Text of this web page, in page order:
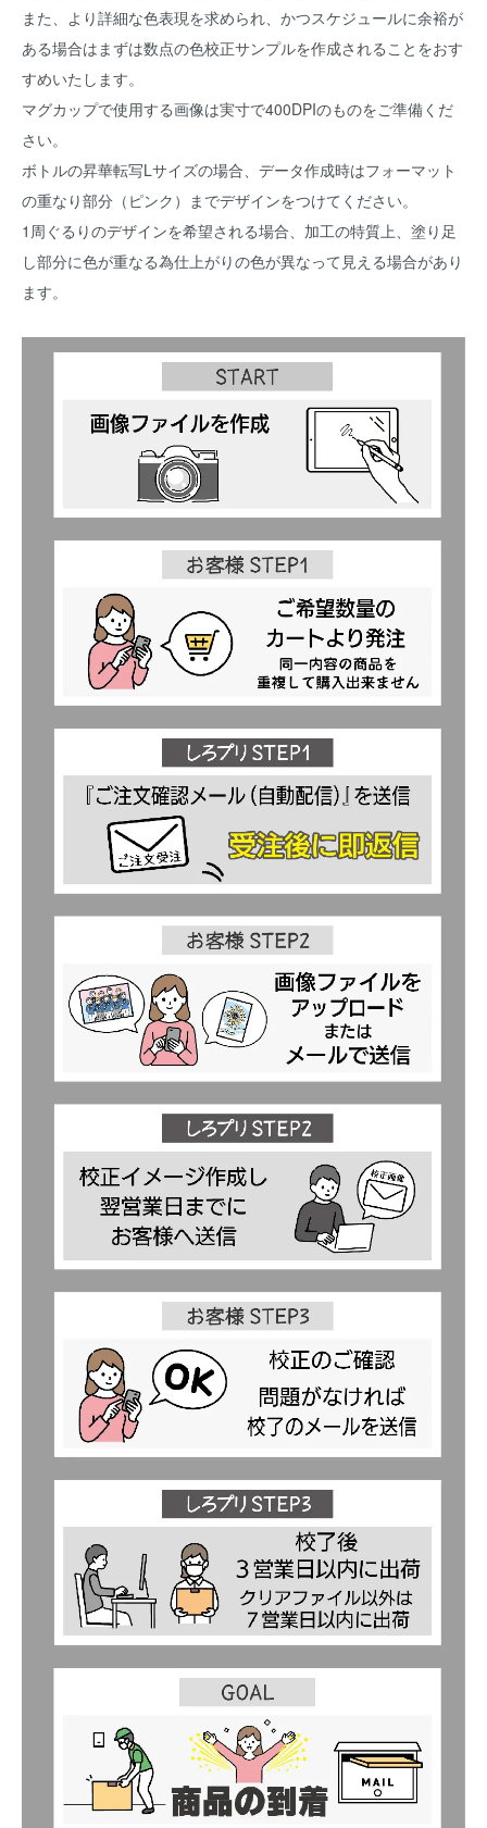
また、より詳細な色表現を求められ、かつスケジュールに余裕が
ある場合はまずは数点の色校正サンプルを作成されることをおす
すめいたします。
マグカップで使用する画像は実寸で400DPIのものをご準備くだ
さい。
ボトルの昇華転写Lサイズの場合、データ作成時はフォーマット
の重なり部分（ピンク）までデザインをつけてください。
1周ぐるりのデザインを希望される場合、加工の特質上、塗り足
し部分に色が重なる為仕上がりの色が異なって見える場合があり
ます。